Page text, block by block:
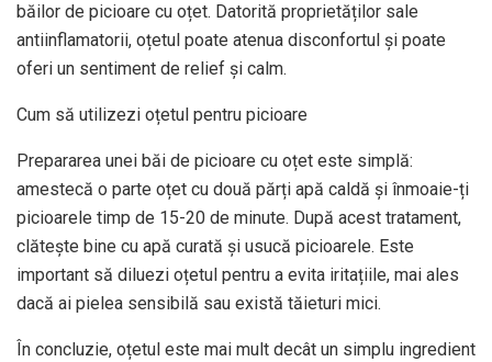
băilor de picioare cu oțet. Datorită proprietăților sale
antiinflamatorii, oțetul poate atenua disconfortul și poate
oferi un sentiment de relief și calm.
Cum să utilizezi oțetul pentru picioare
Prepararea unei băi de picioare cu oțet este simplă:
amestecă o parte oțet cu două părți apă caldă și înmoaie-ți
picioarele timp de 15-20 de minute. După acest tratament,
clătește bine cu apă curată și usucă picioarele. Este
important să diluezi oțetul pentru a evita iritațiile, mai ales
dacă ai pielea sensibilă sau există tăieturi mici.
În concluzie, oțetul este mai mult decât un simplu ingredient